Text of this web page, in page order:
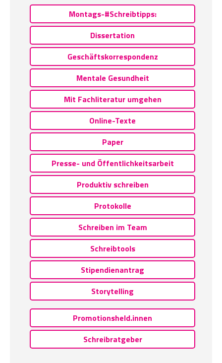
Montags-#Schreibtipps:
Dissertation
Geschäftskorrespondenz
Mentale Gesundheit
Mit Fachliteratur umgehen
Online-Texte
Paper
Presse- und Öffentlichkeitsarbeit
Produktiv schreiben
Protokolle
Schreiben im Team
Schreibtools
Stipendienantrag
Storytelling
Promotionsheld.innen
Schreibratgeber